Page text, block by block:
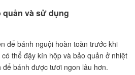
quản và sử dụng
để bánh nguội hoàn toàn trước khi
thể đậy kín hộp và bảo quản ở nhiệt
bánh được tươi ngon lâu hơn.